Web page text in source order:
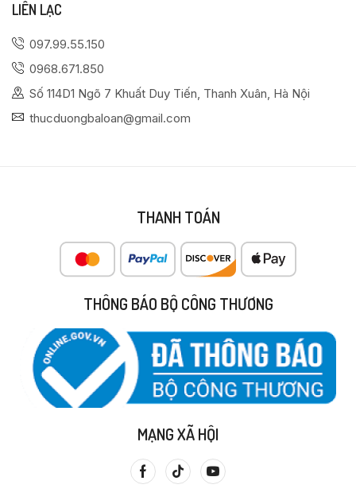
LIÊN LẠC
097.99.55.150
0968.671.850
Số 114D1 Ngõ 7 Khuất Duy Tiến, Thanh Xuân, Hà Nội
thucduongbaloan@gmail.com
THANH TOÁN
THÔNG BÁO BỘ CÔNG THƯƠNG
MẠNG XÃ HỘI